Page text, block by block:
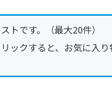
トです。（最大20件）
ックすると、お気に入り